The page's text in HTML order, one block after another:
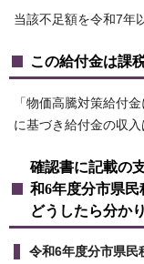
当該不足額を令和7年
この給付金は課
「物価高騰対策給付
に基づき給付金の収入
確認書に記載の
和6年度分市県
どうしたら分か
令和6年度分市県民